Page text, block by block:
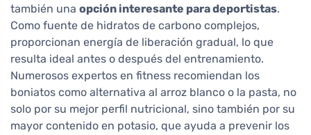
también una opción interesante para deportistas.
Como fuente de hidratos de carbono complejos,
proporcionan energía de liberación gradual, lo que
resulta ideal antes o después del entrenamiento.
Numerosos expertos en fitness recomiendan los
boniatos como alternativa al arroz blanco o la pasta, no
solo por su mejor perfil nutricional, sino también por su
mayor contenido en potasio, que ayuda a prevenir los